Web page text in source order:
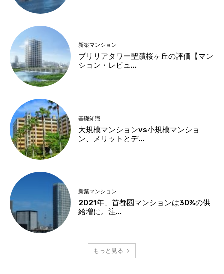
新築マンション
ブリリアタワー聖蹟桜ヶ丘の評価【マン
ション・レビュ...
基礎知識
大規模マンションvs小規模マンショ
ン、メリットとデ...
新築マンション
2021年、首都圏マンションは30%の供
給増に。注...
もっと見る